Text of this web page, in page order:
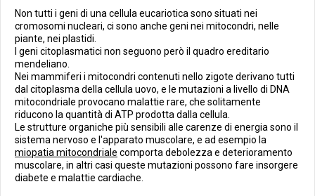
Non tutti i geni di una cellula eucariotica sono situati nei
cromosomi nucleari, ci sono anche geni nei mitocondri, nelle
piante, nei plastidi.
I geni citoplasmatici non seguono però il quadro ereditario
mendeliano.
Nei mammiferi i mitocondri contenuti nello zigote derivano tutti
dal citoplasma della cellula uovo, e le mutazioni a livello di DNA
mitocondriale provocano malattie rare, che solitamente
riducono la quantità di ATP prodotta dalla cellula.
Le strutture organiche più sensibili alle carenze di energia sono il
sistema nervoso e l'apparato muscolare, e ad esempio la
miopatia mitocondriale comporta debolezza e deterioramento
muscolare, in altri casi queste mutazioni possono fare insorgere
diabete e malattie cardiache.